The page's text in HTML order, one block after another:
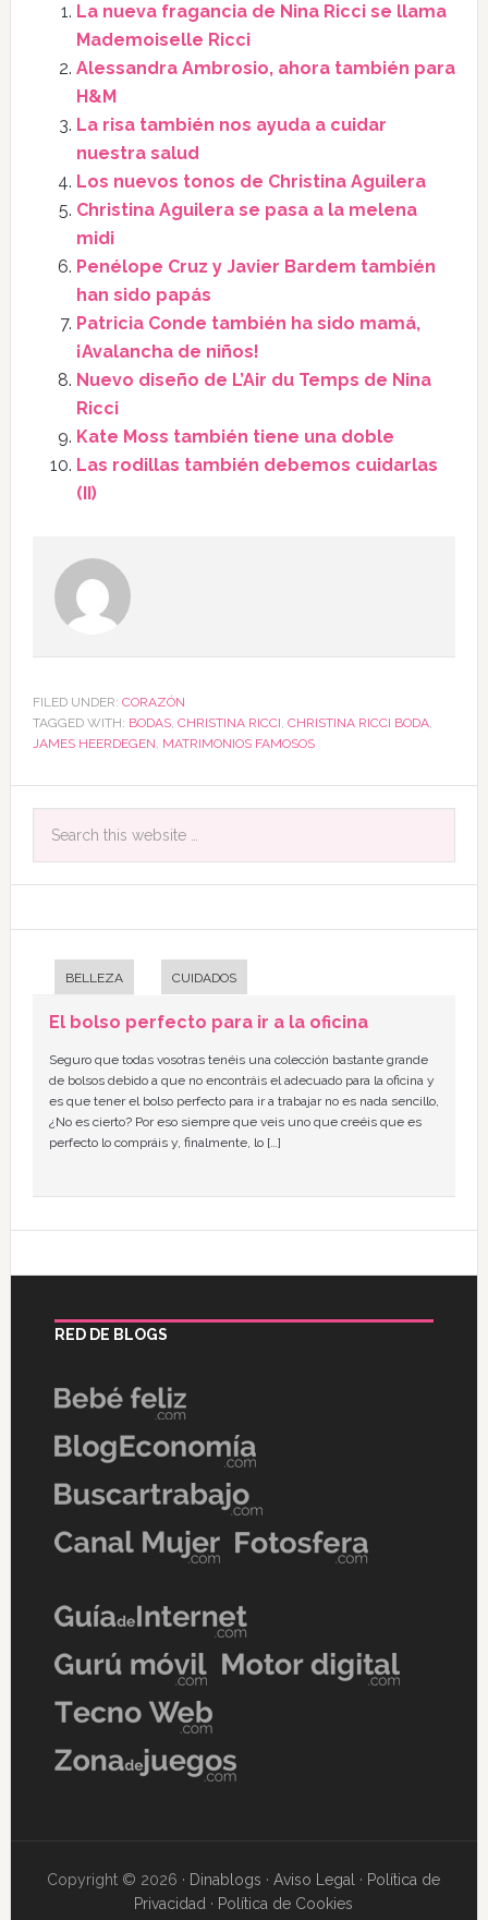
La nueva fragancia de Nina Ricci se llama
Mademoiselle Ricci
Alessandra Ambrosio, ahora también para
H&M
La risa también nos ayuda a cuidar
nuestra salud
Los nuevos tonos de Christina Aguilera
Christina Aguilera se pasa a la melena
midi
Penélope Cruz y Javier Bardem también
han sido papás
Patricia Conde también ha sido mamá,
¡Avalancha de niños!
Nuevo diseño de L’Air du Temps de Nina
Ricci
Kate Moss también tiene una doble
Las rodillas también debemos cuidarlas
(II)
FILED UNDER: CORAZÓN
TAGGED WITH: BODAS, CHRISTINA RICCI, CHRISTINA RICCI BODA,
JAMES HEERDEGEN, MATRIMONIOS FAMOSOS
BELLEZA CUIDADOS
El bolso perfecto para ir a la oficina
Seguro que todas vosotras tenéis una colección bastante grande
de bolsos debido a que no encontráis el adecuado para la oficina y
es que tener el bolso perfecto para ir a trabajar no es nada sencillo,
¿No es cierto? Por eso siempre que veis uno que creéis que es
perfecto lo compráis y, finalmente, lo […]
RED DE BLOGS
Copyright © 2026 · Dinablogs ·Aviso Legal · Política de
Privacidad · Política de Cookies